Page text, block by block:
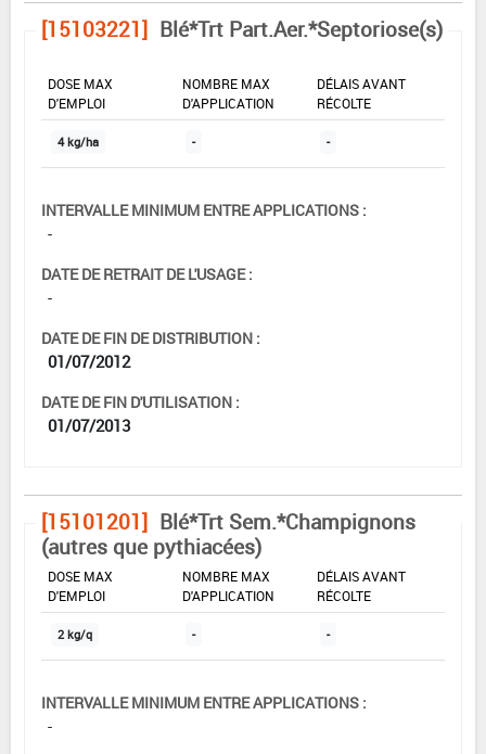
[15103221] Blé*Trt Part.Aer.*Septoriose(s)
DOSE MAX
D'EMPLOI
NOMBRE MAX
D'APPLICATION
DÉLAIS AVANT
RÉCOLTE
4 kg/ha - -
INTERVALLE MINIMUM ENTRE APPLICATIONS :
-
DATE DE RETRAIT DE L'USAGE :
-
DATE DE FIN DE DISTRIBUTION :
01/07/2012
DATE DE FIN D'UTILISATION :
01/07/2013
[15101201] Blé*Trt Sem.*Champignons
(autres que pythiacées)
DOSE MAX
D'EMPLOI
NOMBRE MAX
D'APPLICATION
DÉLAIS AVANT
RÉCOLTE
2 kg/q - -
INTERVALLE MINIMUM ENTRE APPLICATIONS :
-